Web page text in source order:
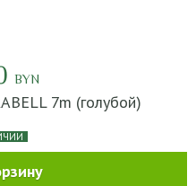
BYN
7m (голубой)